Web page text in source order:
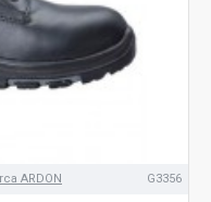
ARDON G3356